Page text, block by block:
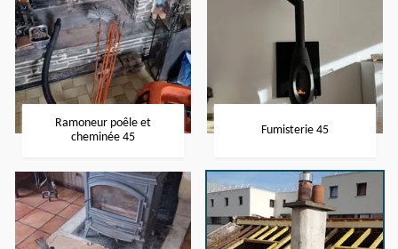
Ramoneur poêle et
cheminée 45
Fumisterie 45